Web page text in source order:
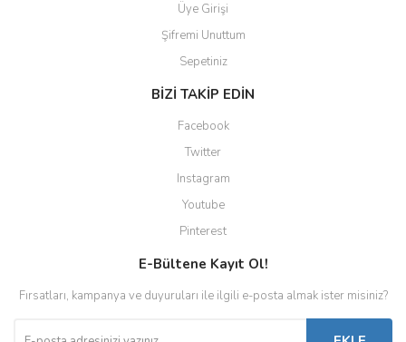
Üye Girişi
Şifremi Unuttum
Sepetiniz
BİZİ TAKİP EDİN
Facebook
Twitter
Instagram
Youtube
Pinterest
E-Bültene Kayıt Ol!
Fırsatları, kampanya ve duyuruları ile ilgili e-posta almak ister misiniz?